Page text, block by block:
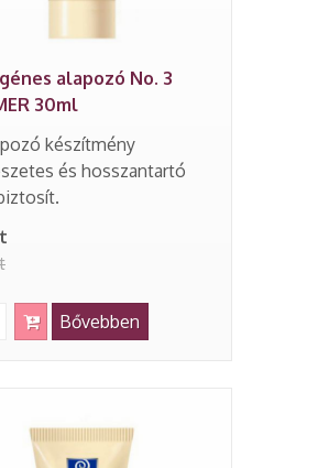
alapozó No. 3
30ml
készítmény
és hosszantartó
Bővebben